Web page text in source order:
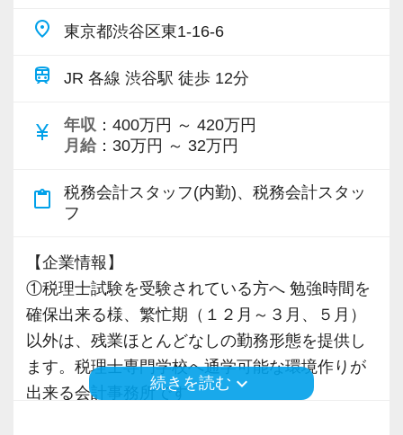
インターンから新卒で入社しました。
インターン時代は「ここまでやるの！？」とい
うくらい実践に近い形の業務を任されて大変な1
年でしたが、だからこそ実力がつき達成感を得
ることができました。
件を担当させてもらっています。
す。
オフィスに税理士がいるので、わからないこと
はすぐ聞けるのがいいですね。
経験と知識をつけて、お客様から頼られる存
在、後輩の手本になるような存在になれるよう
に頑張っています。
り、オンライン・オフラインを問わず気軽に話
【各種社会保険完備、ユニークな手当制度あ
り】
当も充実。
税務能力検定等の資格検定に合格するともらえ
年（10万円）を支給する「勤続手当」もありま
す。
詳しくはこちら（リンク先：https://www.tokyo-
consulting.com/recruit/environment/benefits）
【成長のための5つのこだわりを大事にしていま
けることができます。
【福利厚生】
から商品を購入した場合は、クライアントへの
売上貢献として事務所で半額を負担します。
（在籍期間によって金額の上限あり）
◆スーツ手当として、事務所が補助するシステ
額の上限あり）
◆簿記検定や税理士講座の「授業料補助制度」
があります。
【働く環境の魅力】
当事務所は自社ビルで、渋谷駅徒歩12分の場所
仕事」で自分の市場価値を高めたい方、是非一
緒にお仕事しましょう。
仕事も、人生も、どちらも大切に。効率的な業
い働き方を実現しています。
安定した環境で腰を据えて働きながら専門性も
場を探しておられる方、是非ご応募下さい。専
門性は積み上げるものではなく選びとるもので
す。
【今回の募集について】
会計事務所経験者を歓迎。
次世代を担う社員を募集します。
組織化された効率性の高い事務所で共に働きま
place 東京都渋谷区東1-16-6
train JR 各線 渋谷駅 徒歩 12分
currency_yen 年収 ：400万円 ～ 420万円
月給 ：30万円 ～ 32万円
content_paste
税務会計スタッフ(内勤)、税務会計スタッ
フ
【企業情報】
①税理士試験を受験されている方へ 勉強時間を
確保出来る様、繁忙期（１２月～３月、５月）
以外は、残業ほとんどなしの勤務形態を提供し
ます。税理士専門学校へ通学可能な環境作りが
出来る会計事務所です
続きを読む keyboard_arrow_down